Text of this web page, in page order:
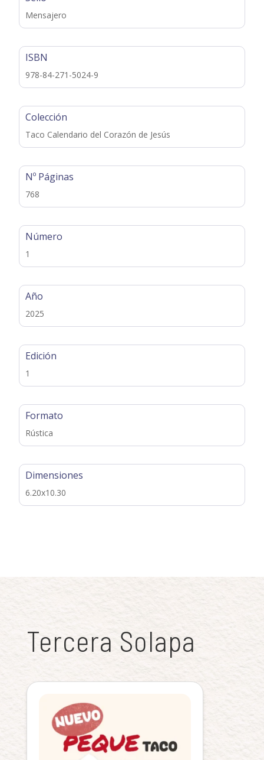
Mensajero
ISBN
978-84-271-5024-9
Colección
Taco Calendario del Corazón de Jesús
Nº Páginas
768
Número
1
Año
2025
Edición
1
Formato
Rústica
Dimensiones
6.20x10.30
Tercera Solapa